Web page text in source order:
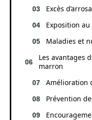
Excès
Exposition au
Maladies et
Les avantages
marron
Amélioration
Prévention